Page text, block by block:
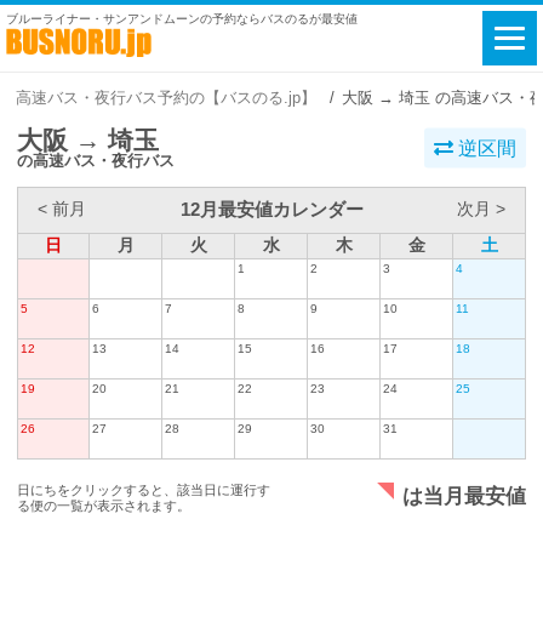
ブルーライナー・サンアンドムーンの予約ならバスのるが最安値
高速バス・夜行バス予約の【バスのる.jp】 大阪 → 埼玉 の高速バス・
大阪 → 埼玉
の高速バス・夜行バス
逆区間
< 前月 12月最安値カレンダー
次月 >
日
月 火 水 木 金 土
1 2 3 4
5 6 7 8 9 10 11
12 13 14 15 16 17 18
19 20 21 22 23 24 25
26 27 28 29 30 31
日にちをクリックすると、該当日に運行す
る便の一覧が表示されます。
は当月最安値